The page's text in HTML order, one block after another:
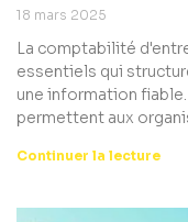
18 mars 2025
La comptabilité
essentiels qui
une information
permettent aux
Continuer la lecture